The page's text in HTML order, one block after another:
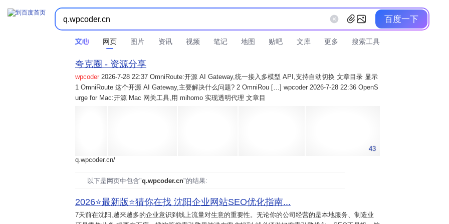
百度一下
网页 图片 资讯 视频 笔记 地图 贴吧 文库 更多 搜索工具
夸克圈 - 资源分享
wpcoder 2026-7-28 22:37 OmniRoute:开源 AI Gateway,统一接入多模型 API,支持自动切换 文章目录 显示
1 OmniRoute 这个开源 AI Gateway,主要解决什么问题? 2 OmniRou […] wpcoder 2026-7-28 22:36 OpenS
urge for Mac:开源 Mac 网关工具,用 mihomo 实现透明代理 文章目
43
q.wpcoder.cn/
以下是网页中包含"q.wpcoder.cn"的结果:
2026⭐️最新版⭐️猜你在找 沈阳企业网站SEO优化指南...
7天前在沈阳,越来越多的企业意识到线上流量对生意的重要性。无论你的公司经营的是本地服务、制造业